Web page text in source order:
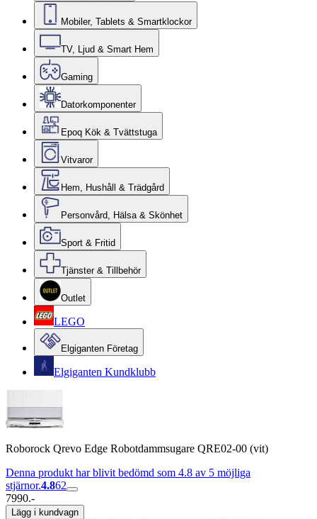
Mobiler, Tablets & Smartklockor
TV, Ljud & Smart Hem
Gaming
Datorkomponenter
Epoq Kök & Tvättstuga
Vitvaror
Hem, Hushåll & Trädgård
Personvård, Hälsa & Skönhet
Sport & Fritid
Tjänster & Tillbehör
Outlet
LEGO
Elgiganten Företag
Elgiganten Kundklubb
Roborock Qrevo Edge Robotdammsugare QRE02-00 (vit)
Denna produkt har blivit bedömd som 4.8 av 5 möjliga
stjärnor.4.862
7990.-
Lägg i kundvagn